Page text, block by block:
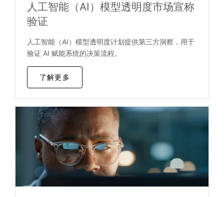
人工智能（AI）模型透明度市场宣称
验证
人工智能（AI）模型透明度计划提供第三方洞察，用于
验证 AI 赋能系统的决策流程。
了解更多